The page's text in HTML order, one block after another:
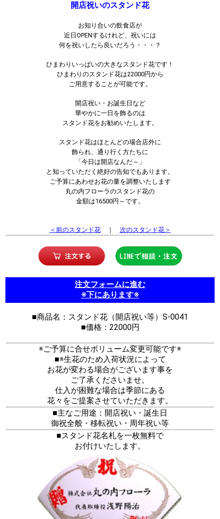
開店祝いのスタンド花
お知り合いの飲食店が
近日OPENするけれど、祝いには
何を祝いしたら良いだろう・・・？
ひまわりいっぱいの大きなスタンド花です！
ひまわりのスタンド花は22000円から
ご用意することが可能です。
開店祝い・お誕生日など
華やかに一日を飾るのは
スタンド花をお勧めいたします。
スタンド花はほとんどの場合店外に
飾られ、通り行く方たちに
「今日は開店なんだ～」
と知っていただく絶好の告知でもあります。
ご予算にあわせお花の量を調整いたします
丸の内フローラのスタンド花の
金額は16500円～です。
＜前のスタンド花｜ 次のスタンド花＞
注文フォームに進む
※下にあります※
■商品名：スタンド花（開店祝い等）S-0041
■価格：22000円
※ご予算に合せボリューム変更可能です※
■※生花のため入荷状況によって
お花が変わる場合がございます事を
ご了承くださいませ。
仕入が困難な場合は季節にある
花々をご提案させていただきます。
■主なご用途：開店祝い・誕生日
御祝全般・移転祝い・周年祝い等
■スタンド花名札を一枚無料で
お付けいたします。